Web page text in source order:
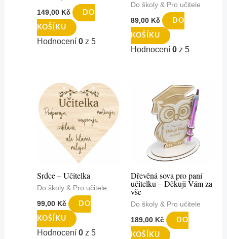
149,00 Kč DO
KOŠÍKU
Hodnocení 0z 5
Do školy & Pro učitele
89,00 Kč DO
KOŠÍKU
Hodnocení 0 z 5
Srdce – Učitelka
Do školy & Pro učitele
99,00 Kč DO
KOŠÍKU
Hodnocení 0z 5
Dřevěná sova pro paní
učitelku – Děkuji Vám za
vše
Do školy & Pro učitele
189,00 Kč DO
KOŠÍKU